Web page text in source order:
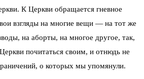
К Церкви обращается гневное
взгляды на многие вещи — на тот же
на аборты, на многое другое, так,
почитаться своим, и отнюдь не
о которых мы упомянули.